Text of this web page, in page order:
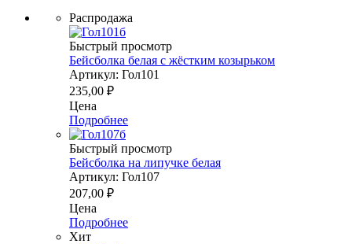
Распродажа
Быстрый просмотр
Бейсболка белая с жёстким козырьком
Артикул: Гол101
235,00 ₽
Цена
Подробнее
Быстрый просмотр
Бейсболка на липучке белая
Артикул: Гол107
207,00 ₽
Цена
Подробнее
Хит